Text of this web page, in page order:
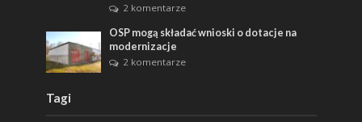
2 komentarze
OSP mogą składać wnioski o dotacje na
modernizacje
2 komentarze
Tagi